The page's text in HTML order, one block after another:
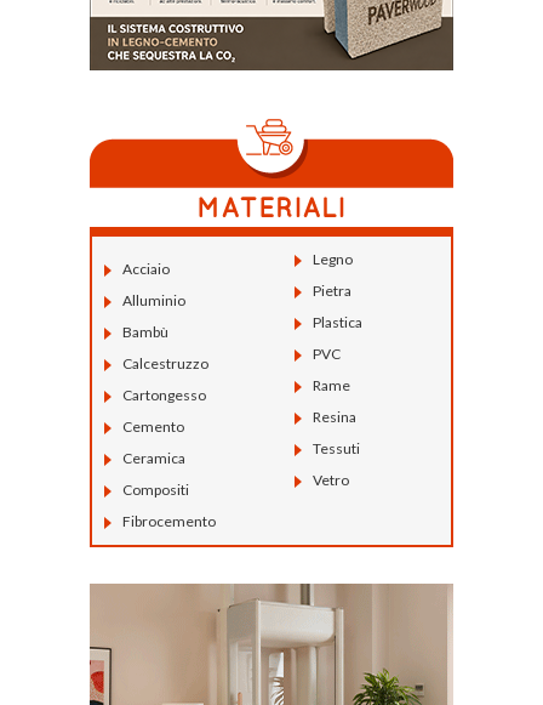
Acciaio
Alluminio
Bambù
Calcestruzzo
Cartongesso
Cemento
Ceramica
Compositi
Fibrocemento
Legno
Pietra
Plastica
PVC
Rame
Resina
Tessuti
Vetro